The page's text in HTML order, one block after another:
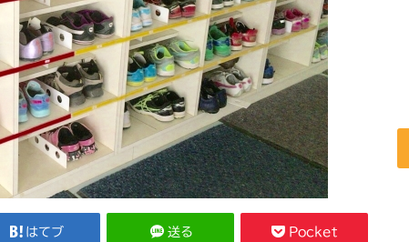
はてブ 送る Pocket